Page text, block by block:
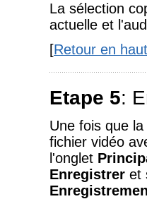
La sélection
actuelle et
[Retour en haut
Etape 5:
Une fois que
fichier vidéo
l'onglet
Enregistrer et